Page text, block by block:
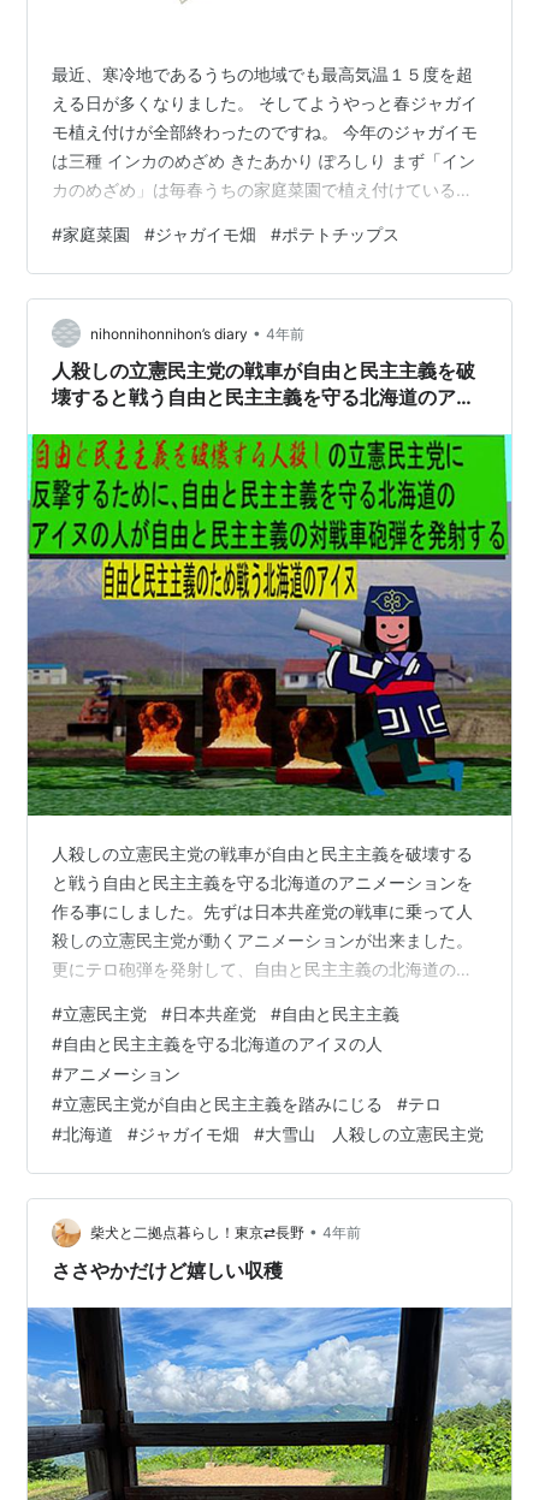
最近、寒冷地であるうちの地域でも最高気温１５度を超
える日が多くなりました。 そしてようやっと春ジャガイ
モ植え付けが全部終わったのですね。 今年のジャガイモ
は三種 インカのめざめ きたあかり ぽろしり まず「イン
カのめざめ」は毎春うちの家庭菜園で植え付けている定
ります。 mishablnc.hateblo.jp 果肉が黄色でホクホク甘
いので栗じゃがとも呼ばれる品種です。 次に「きたあか
り」 今春はこの品種を一番たくさん植え付けました。 家
庭菜園のジャガイモの品種としては「男爵」「メークイ
ン」の次に定番で、ホームセンターでも良く扱われてい
る品種で…
#家庭菜園 #ジャガイモ畑 #ポテトチップス
nihonnihonnihon’s diary • 4年前
人殺しの立憲民主党の戦車が自由と民主主義を破
壊すると戦う自由と民主主義を守る北海道のアニ
人殺しの立憲民主党の戦車が自由と民主主義を破壊する
と戦う自由と民主主義を守る北海道のアニメーションを
作る事にしました。先ずは日本共産党の戦車に乗って人
殺しの立憲民主党が動くアニメーションが出来ました。
更にテロ砲弾を発射して、自由と民主主義の北海道のジ
来ました。それに自由と民主主義を守る北海道のアイヌ
の人が自由と民主主義の対戦車砲弾を対戦車砲で発射し
人殺しの立憲民主党が乗った赤い悪魔の日本共産党の戦
車に当たり、爆発し戦車が破壊され真っ黒になり自由と
民主主義の勝利の大画面が出てくる場面も出来ました。
それでは、その北海道のアイヌの人が自由と民主主義
の…
#立憲民主党 #日本共産党 #自由と民主主義
#自由と民主主義を守る北海道のアイヌの人
#アニメーション
#立憲民主党が自由と民主主義を踏みにじる #テロ
#北海道 #ジャガイモ畑 #大雪山 人殺しの立憲民主党
柴犬と二拠点暮らし！東京⇄長野 • 4年前
ささやかだけど嬉しい収穫